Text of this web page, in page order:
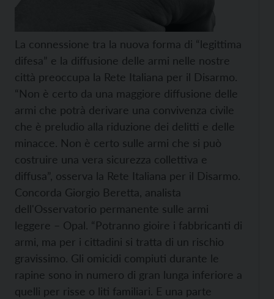
La connessione tra la nuova forma di “legittima
difesa” e la diffusione delle armi nelle nostre
città preoccupa la Rete Italiana per il Disarmo.
“Non è certo da una maggiore diffusione delle
armi che potrà derivare una convivenza civile
che è preludio alla riduzione dei delitti e delle
minacce. Non è certo sulle armi che si può
costruire una vera sicurezza collettiva e
diffusa”, osserva la Rete Italiana per il Disarmo.
Concorda Giorgio Beretta, analista
dell'Osservatorio permanente sulle armi
leggere – Opal. “Potranno gioire i fabbricanti di
armi, ma per i cittadini si tratta di un rischio
gravissimo. Gli omicidi compiuti durante le
rapine sono in numero di gran lunga inferiore a
quelli per risse o liti familiari. E una parte